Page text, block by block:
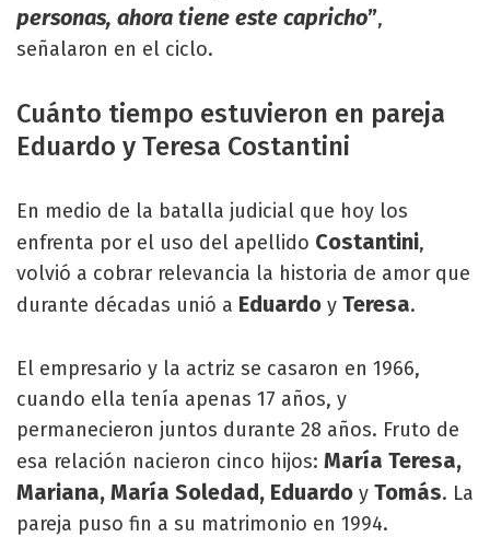
personas, ahora tiene este capricho”,
señalaron en el ciclo.
Cuánto tiempo estuvieron en pareja
Eduardo y Teresa Costantini
En medio de la batalla judicial que hoy los
enfrenta por el uso del apellido Costantini,
volvió a cobrar relevancia la historia de amor que
durante décadas unió a Eduardo y Teresa.
El empresario y la actriz se casaron en 1966,
cuando ella tenía apenas 17 años, y
permanecieron juntos durante 28 años. Fruto de
esa relación nacieron cinco hijos: María Teresa,
Mariana, María Soledad, Eduardo y Tomás. La
pareja puso fin a su matrimonio en 1994.